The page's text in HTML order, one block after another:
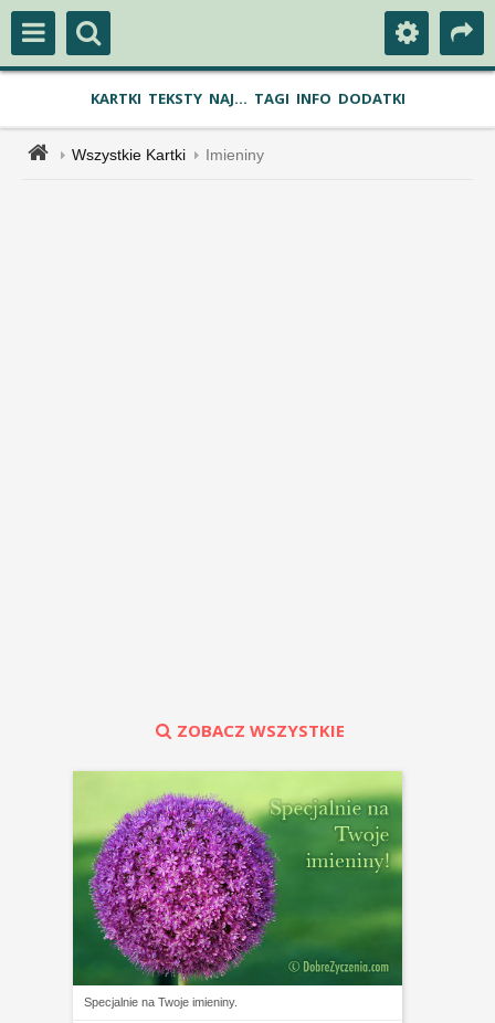
KARTKI TEKSTY NAJ... TAGI INFO DODATKI
Wszystkie Kartki Imieniny
ZOBACZ WSZYSTKIE
Specjalnie na Twoje imieniny.